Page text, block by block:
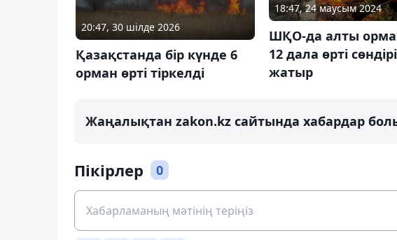
20:47, 30 шілде 2026
Қазақстанда бір күнде 6
орман өрті тіркелді
18:47, 24 маусым 2024
ШҚО-да алты
12 дала өрті
жатыр
Жаңалықтан zakon.kz сайтында хабардар
Пікірлер 0